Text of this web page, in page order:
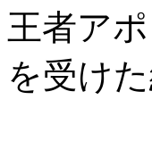
王者ア
を受け